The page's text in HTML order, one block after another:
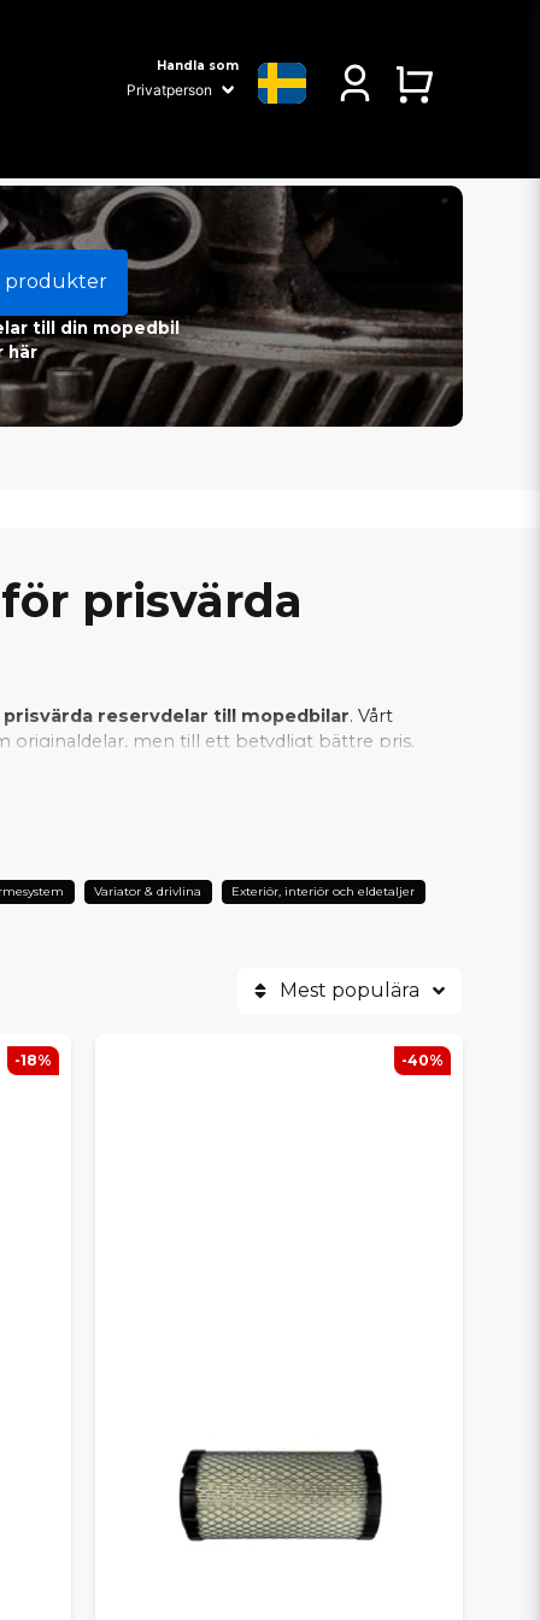
Handla som
produkter
till din mopedbil
här
prisvärda
reservdelar till mopedbilar. Vårt
originaldelar, men till ett betydligt bättre pris.
är SCP det självklara valet när man vill
kvaliteten.
– DU VÄLJER SJÄLV
så att du kan hitta det som passar din
Variator & drivlina Exteriör, interiör och eldetaljer
Mest populära
-18% -40%